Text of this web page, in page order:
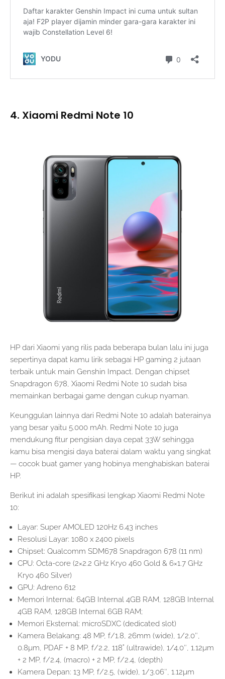
4. Xiaomi Redmi Note 10
HP dari Xiaomi yang rilis pada beberapa bulan lalu ini juga
sepertinya dapat kamu lirik sebagai HP gaming 2 jutaan
terbaik untuk main Genshin Impact. Dengan chipset
Snapdragon 678, Xiaomi Redmi Note 10 sudah bisa
memainkan berbagai game dengan cukup nyaman.
Keunggulan lainnya dari Redmi Note 10 adalah baterainya
yang besar yaitu 5.000 mAh. Redmi Note 10 juga
mendukung fitur pengisian daya cepat 33W sehingga
kamu bisa mengisi daya baterai dalam waktu yang singkat
— cocok buat gamer yang hobinya menghabiskan baterai
HP.
Berikut ini adalah spesifikasi lengkap Xiaomi Redmi Note
10:
Layar: Super AMOLED 120Hz 6.43 inches
Resolusi Layar: 1080 x 2400 pixels
Chipset: Qualcomm SDM678 Snapdragon 678 (11 nm)
CPU: Octa-core (2×2.2 GHz Kryo 460 Gold & 6×1.7 GHz
Kryo 460 Silver)
GPU: Adreno 612
Memori Internal: 64GB Internal 4GB RAM, 128GB Internal
4GB RAM, 128GB Internal 6GB RAM;
Memori Eksternal: microSDXC (dedicated slot)
Kamera Belakang: 48 MP, f/1.8, 26mm (wide), 1/2.0″,
0.8µm, PDAF + 8 MP, f/2.2, 118˚ (ultrawide), 1/4.0″, 1.12µm
+ 2 MP, f/2.4, (macro) + 2 MP, f/2.4, (depth)
Kamera Depan: 13 MP, f/2.5, (wide), 1/3.06″, 1.12µm